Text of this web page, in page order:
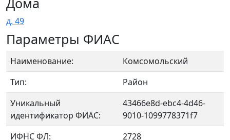
д. 49
Параметры ФИАС
Наименование:
Комсомольский
Тип:
Район
Уникальный
идентификатор ФИАС:
43466e8d-ebc4-4d46-
9010-1099778371f7
ИФНС ФЛ:
2728